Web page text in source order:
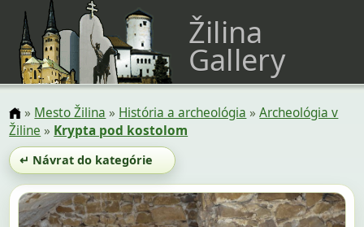
Žilina
Gallery
» Mesto Žilina » História a archeológia »Archeológia v
Žiline » Krypta pod kostolom
↵ Návrat do kategórie